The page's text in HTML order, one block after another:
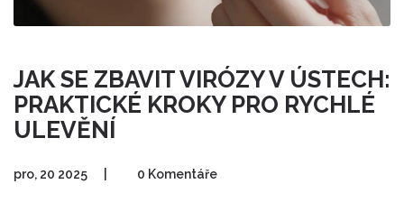
JAK SE ZBAVIT VIRÓZY V ÚSTECH:
PRAKTICKÉ KROKY PRO RYCHLÉ
ULEVĚNÍ
pro, 20 2025 0 Komentáře